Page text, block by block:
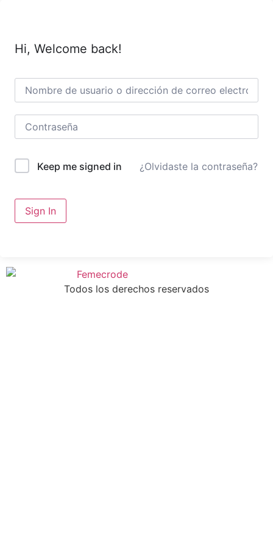
Hi, Welcome back!
Keep me signed in ¿Olvidaste la contraseña?
Sign In
Todos los derechos reservados